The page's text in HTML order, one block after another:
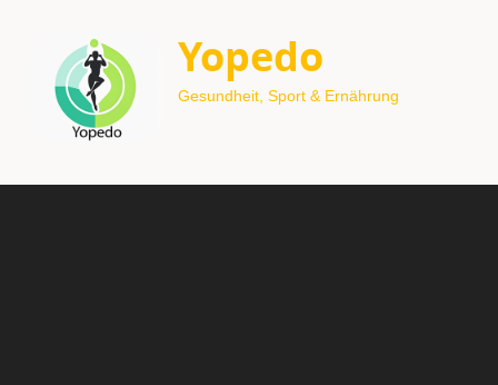
Yopedo
Gesundheit, Sport & Ernährung